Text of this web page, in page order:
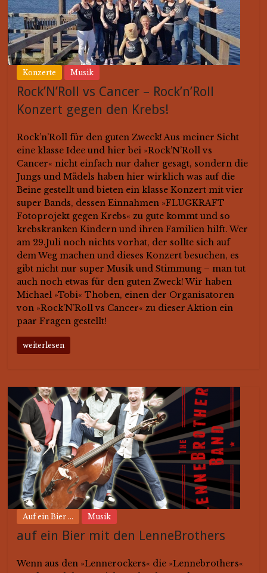
Konzerte Musik
Rock’N’Roll vs Cancer – Rock’n’Roll
Konzert gegen den Krebs!
Rock’n’Roll für den guten Zweck! Aus meiner Sicht
eine klasse Idee und hier bei »Rock’N’Roll vs
Cancer« nicht einfach nur daher gesagt, sondern die
Jungs und Mädels haben hier wirklich was auf die
Beine gestellt und bieten ein klasse Konzert mit vier
super Bands, dessen Einnahmen »FLUGKRAFT
Fotoprojekt gegen Krebs« zu gute kommt und so
krebskranken Kindern und ihren Familien hilft. Wer
am 29.Juli noch nichts vorhat, der sollte sich auf
dem Weg machen und dieses Konzert besuchen, es
gibt nicht nur super Musik und Stimmung – man tut
auch noch etwas für den guten Zweck! Wir haben
Michael »Tobi« Thoben, einen der Organisatoren
von »Rock’N’Roll vs Cancer« zu dieser Aktion ein
paar Fragen gestellt!
weiterlesen
Auf ein Bier ... Musik
auf ein Bier mit den LenneBrothers
Wenn aus den »Lennerockers« die »Lennebrothers«